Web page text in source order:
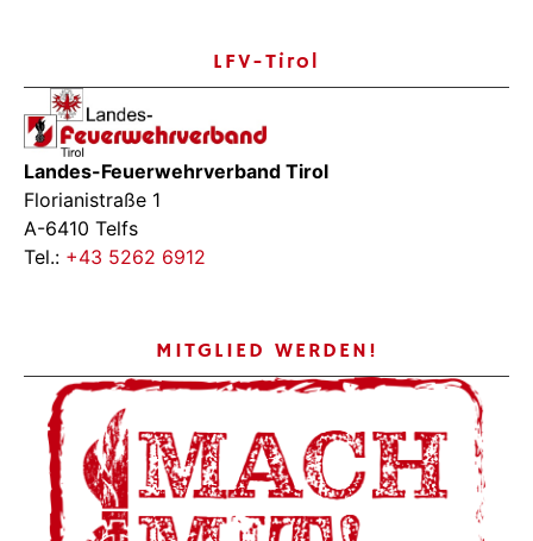
LFV-Tirol
Landes-Feuerwehrverband Tirol
Florianistraße 1
A-6410 Telfs
Tel.: +43 5262 6912
MITGLIED WERDEN!